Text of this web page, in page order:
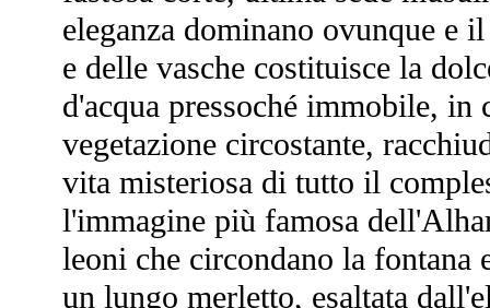
eleganza dominano ovunque e
e delle vasche costituisce la
d'acqua pressoché immobile,
vegetazione circostante,
vita misteriosa di tutto il
l'immagine più famosa
leoni che circondano la fontana
un lungo merletto, esaltata